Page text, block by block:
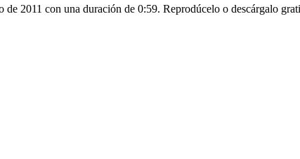
2011 con una duración de 0:59. Reprodúcelo o descárgalo